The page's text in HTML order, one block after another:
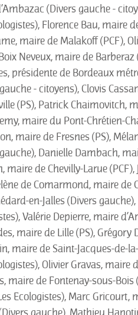
(Divers gauche -
Florence Bau, maire
maire de Malakoff (PCF),
Neveux, maire de
présidente de Bordeaux
- citoyens), Clovis
(PS), Patrick Chaimovitch,
maire du Pont-Chrétien-
maire de Fresnes (PS),
Danielle Dambach,
maire de Chevilly-Larue
de Comarmond, maire de
en-Jalles (Divers
Valérie Depierre, maire
maire de Lille (PS),
maire de Saint-Jacques-de-
Olivier Gravas, maire
maire de Fontenay-sous-Bois
Ecologistes), Marc Gricourt,